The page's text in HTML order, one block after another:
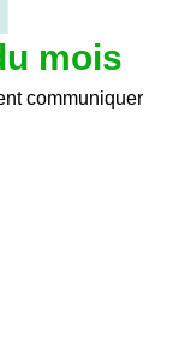
mois
communiquer